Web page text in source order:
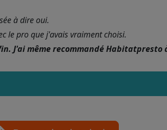
à dire oui.
le pro que j'avais vraiment choisi.
J'ai même recommandé Habitatpresto